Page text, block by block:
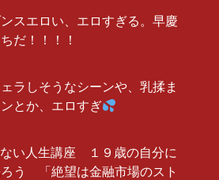
スエロい、エロすぎる。早慶
だ！！！！
ラしそうなシーンや、乳揉ま
とか、エロすぎ
い人生講座 １９歳の自分に
う 「絶望は金融市場のスト